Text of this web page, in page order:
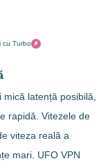
cu Turbo
latență posibilă,
rapidă. Vitezele de
viteza reală a
mari. UFO VPN